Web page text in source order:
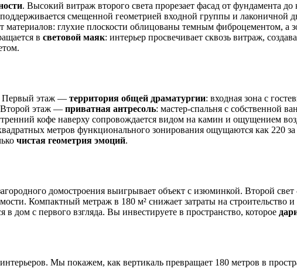
. Высокий витраж второго света прорезает фасад от фундамента
смещенной геометрией входной группы и лаконичной
материалов: глухие плоскости облицованы темным фиброцементом, а
в световой маяк: интерьер просвечивает сквозь витраж,
Первый этаж — территория общей драматургии: входная зона с
Второй этаж — приватная антресоль: мастер-спальня с собственной
кофе наверху сопровождается видом на камин и ощущением
метров функционального зонирования ощущаются как 220
чистая геометрия эмоций.
домостроения выигрывает объект с изюминкой. Второй
Компактный метраж в 180 м² снижает затраты на строительство и
дом с первого взгляда. Вы инвестируете в пространство, которое
Мы покажем, как вертикаль превращает 180 метров в